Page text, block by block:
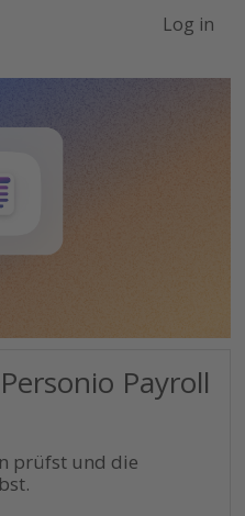
Log in
Payroll
prüfst und die